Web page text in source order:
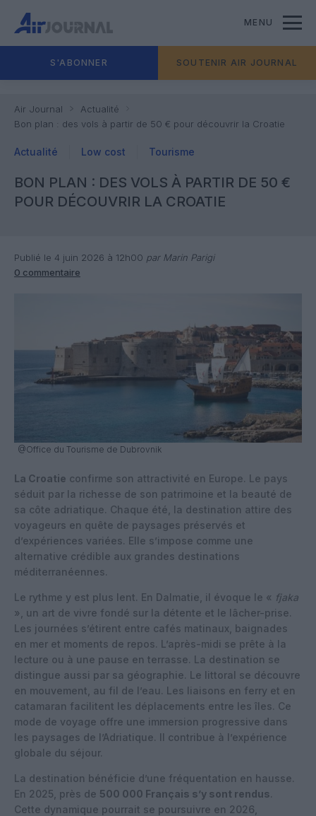
MENU
S'ABONNER SOUTENIR AIR JOURNAL
Air Journal
Actualité
Bon plan : des vols à partir de 50 € pour découvrir la Croatie
Actualité Low cost Tourisme
BON PLAN : DES VOLS À PARTIR DE 50 €
POUR DÉCOUVRIR LA CROATIE
Publié le 4 juin 2026 à 12h00 par Marin Parigi
0 commentaire
@Office du Tourisme de Dubrovnik
La Croatie confirme son attractivité en Europe. Le pays
séduit par la richesse de son patrimoine et la beauté de
sa côte adriatique. Chaque été, la destination attire des
voyageurs en quête de paysages préservés et
d’expériences variées. Elle s’impose comme une
alternative crédible aux grandes destinations
méditerranéennes.
Le rythme y est plus lent. En Dalmatie, il évoque le « fjaka
», un art de vivre fondé sur la détente et le lâcher-prise.
Les journées s’étirent entre cafés matinaux, baignades
en mer et moments de repos. L’après-midi se prête à la
lecture ou à une pause en terrasse. La destination se
distingue aussi par sa géographie. Le littoral se découvre
en mouvement, au fil de l’eau. Les liaisons en ferry et en
catamaran facilitent les déplacements entre les îles. Ce
mode de voyage offre une immersion progressive dans
les paysages de l’Adriatique. Il contribue à l’expérience
globale du séjour.
La destination bénéficie d’une fréquentation en hausse.
En 2025, près de 500 000 Français s’y sont rendus.
Cette dynamique pourrait se poursuivre en 2026,